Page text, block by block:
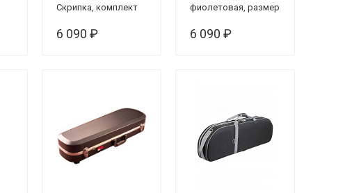
Скрипка, комплект
6 090 ₽
фиолетовая, размер
6 090 ₽